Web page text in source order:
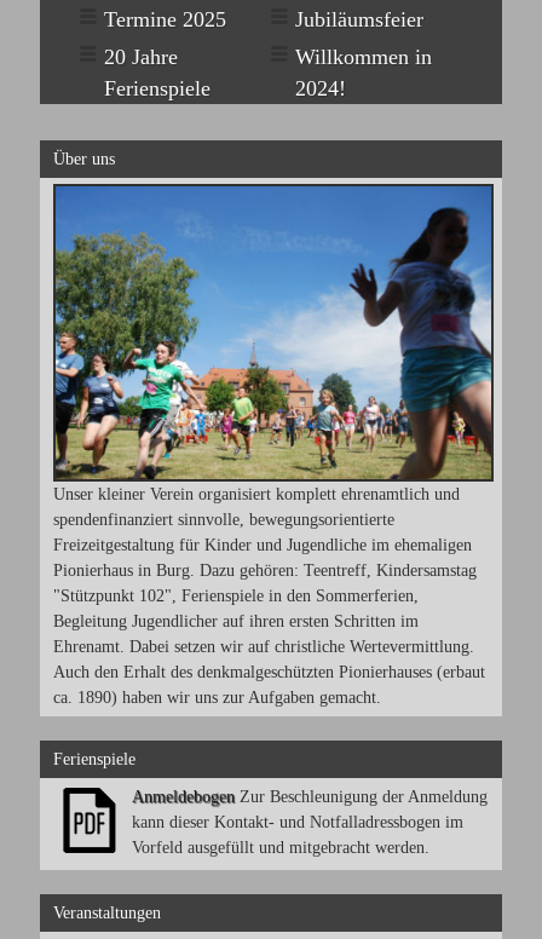
Termine 2025
Jubiläumsfeier
20 Jahre
Ferienspiele
Willkommen in
2024!
Über uns
Unser kleiner Verein organisiert komplett ehrenamtlich und
spendenfinanziert sinnvolle, bewegungsorientierte
Freizeitgestaltung für Kinder und Jugendliche im ehemaligen
Pionierhaus in Burg. Dazu gehören: Teentreff, Kindersamstag
"Stützpunkt 102", Ferienspiele in den Sommerferien,
Begleitung Jugendlicher auf ihren ersten Schritten im
Ehrenamt. Dabei setzen wir auf christliche Wertevermittlung.
Auch den Erhalt des denkmalgeschützten Pionierhauses (erbaut
ca. 1890) haben wir uns zur Aufgaben gemacht.
Ferienspiele
AnmeldebogenZur Beschleunigung der Anmeldung
kann dieser Kontakt- und Notfalladressbogen im
Vorfeld ausgefüllt und mitgebracht werden.
Veranstaltungen